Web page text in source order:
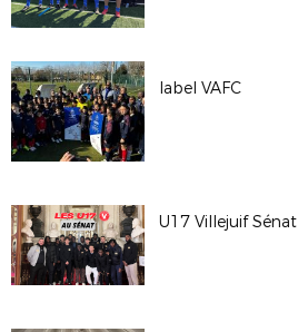
label VAFC
U17 Villejuif Sénat